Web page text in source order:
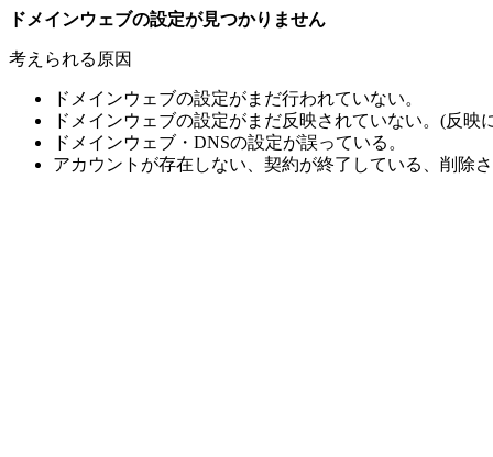
ドメインウェブの設定が見つかりません
考えられる原因
ドメインウェブの設定がまだ行われていない。
ドメインウェブの設定がまだ反映されていない。(反
ドメインウェブ・DNSの設定が誤っている。
アカウントが存在しない、契約が終了している、削除